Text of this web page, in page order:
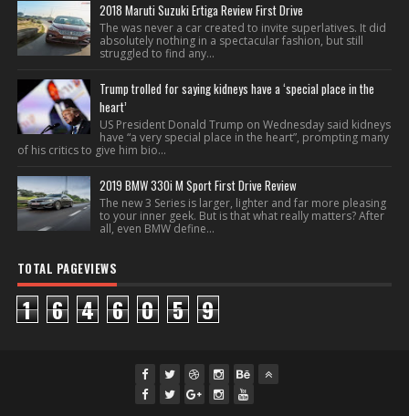
2018 Maruti Suzuki Ertiga Review First Drive
The was never a car created to invite superlatives. It did
absolutely nothing in a spectacular fashion, but still
struggled to find any...
Trump trolled for saying kidneys have a ‘special place in the
heart’
US President Donald Trump on Wednesday said kidneys
have “a very special place in the heart”, prompting many
of his critics to give him bio...
2019 BMW 330i M Sport First Drive Review
The new 3 Series is larger, lighter and far more pleasing
to your inner geek. But is that what really matters? After
all, even BMW define...
TOTAL PAGEVIEWS
1 6 4 6 0 5 9